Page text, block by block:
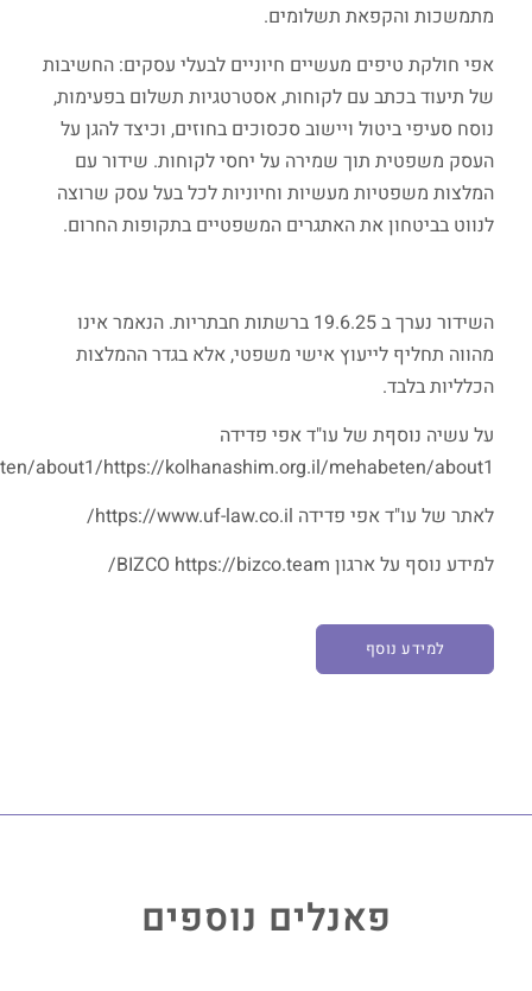
מתמשכות והקפאת תשלומים.
אפי חולקת טיפים מעשיים חיוניים לבעלי עסקים: החשיבות
של תיעוד בכתב עם לקוחות, אסטרטגיות תשלום בפעימות,
נוסח סעיפי ביטול ויישוב סכסוכים בחוזים, וכיצד להגן על
העסק משפטית תוך שמירה על יחסי לקוחות. שידור עם
המלצות משפטיות מעשיות וחיוניות לכל בעל עסק שרוצה
לנווט בביטחון את האתגרים המשפטיים בתקופות החרום.
השידור נערך ב 19.6.25 ברשתות חבתריות. הנאמר אינו
מהווה תחליף לייעוץ אישי משפטי, אלא בגדר ההמלצות
הכלליות בלבד.
על עשיה נוסףת של עו"ד אפי פדידה
about1/https://kolhanashim.org.il/mehabeten/about1/
לאתר של עו"ד אפי פדידה https://www.uf-law.co.il/
למידע נוסף על ארגון BIZCO https://bizco.team/
למידע נוסף
פאנלים נוספים